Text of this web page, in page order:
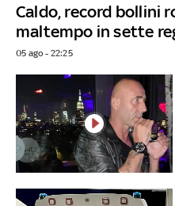
Caldo, record bollini
maltempo in sette
05 ago - 22:25